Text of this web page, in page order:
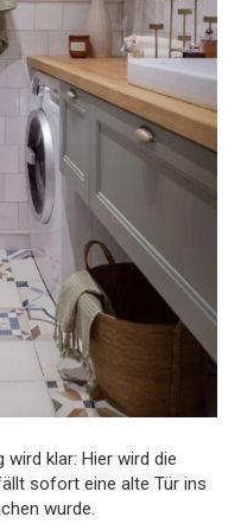
klar: Hier wird die
sofort eine alte Tür ins
wurde.